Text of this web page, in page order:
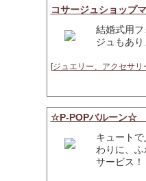
コサージュショップ
結婚式用
ジュもあり
[ジュエリー、アクセサリ
☆P-POPバルーン☆
キュート
わりに、
サービス！